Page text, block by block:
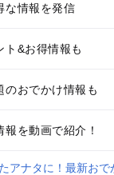
な情報を発信
ト&お得情報も
のおでかけ情報も
を動画で紹介！